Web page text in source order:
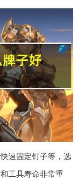
速固定钉子等，选
工具寿命非常重